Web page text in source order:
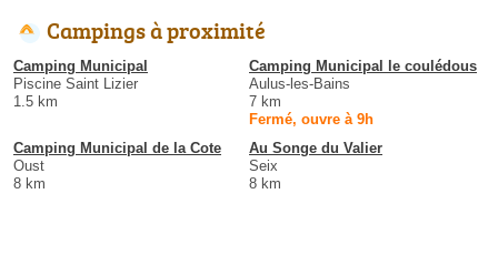
Campings à proximité
Camping Municipal
Piscine Saint Lizier
1.5 km
Camping Municipal le coulédous
Aulus-les-Bains
7 km
Fermé, ouvre à 9h
Camping Municipal de la Cote
Oust
8 km
Au Songe du Valier
Seix
8 km